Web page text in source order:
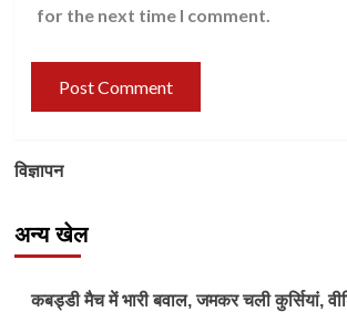
for the next time I comment.
विज्ञापन
अन्य खेल
Other Sports
कबड्डी मैच में भारी बवाल, जमकर चली कुर्सियां,